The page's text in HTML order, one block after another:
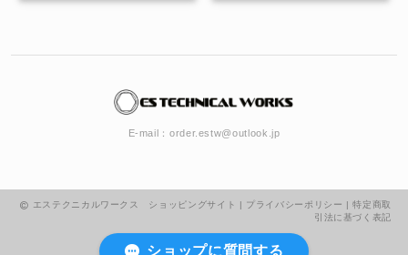
E-mail：order.estw@outlook.jp
エステクニカルワークス ショッピングサイト | プライバシーポリシー |特定商取
引法に基づく表記
ショップに質問する